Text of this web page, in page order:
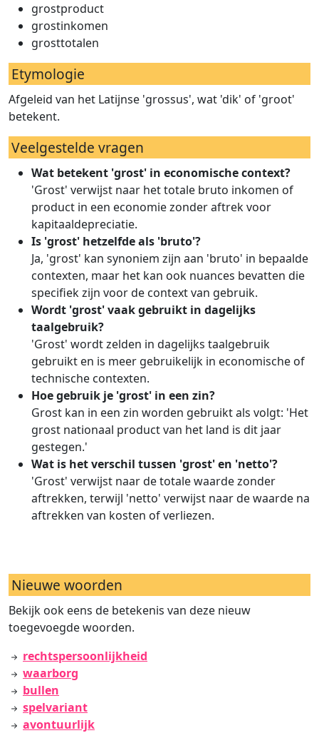
grostproduct
grostinkomen
grosttotalen
Etymologie
Afgeleid van het Latijnse 'grossus', wat 'dik' of 'groot'
betekent.
Veelgestelde vragen
Wat betekent 'grost' in economische context?
'Grost' verwijst naar het totale bruto inkomen of
product in een economie zonder aftrek voor
kapitaaldepreciatie.
Is 'grost' hetzelfde als 'bruto'?
Ja, 'grost' kan synoniem zijn aan 'bruto' in bepaalde
contexten, maar het kan ook nuances bevatten die
specifiek zijn voor de context van gebruik.
Wordt 'grost' vaak gebruikt in dagelijks
taalgebruik?
'Grost' wordt zelden in dagelijks taalgebruik
gebruikt en is meer gebruikelijk in economische of
technische contexten.
Hoe gebruik je 'grost' in een zin?
Grost kan in een zin worden gebruikt als volgt: 'Het
grost nationaal product van het land is dit jaar
gestegen.'
Wat is het verschil tussen 'grost' en 'netto'?
'Grost' verwijst naar de totale waarde zonder
aftrekken, terwijl 'netto' verwijst naar de waarde na
aftrekken van kosten of verliezen.
Nieuwe woorden
Bekijk ook eens de betekenis van deze nieuw
toegevoegde woorden.
rechtspersoonlijkheid
waarborg
bullen
spelvariant
avontuurlijk